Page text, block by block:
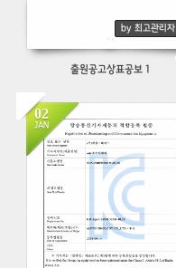
by 최고관리자
출원공고상표공보 1
02
JAN